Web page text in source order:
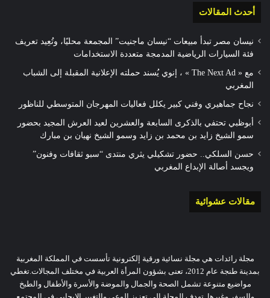
أحدث المقالات
نيسان مصر تبدأ مبيعات “نيسان ماجنيت” المجمعة محليًا، وتُعِيد تعريف
فئة السيارات الرياضية المدمجة متعددة الاستخدامات
مع « The Next Ad » ، إنوي يُسند حملته الإعلانية المقبلة إلى الشباب
المغربي
نجاح جماهيري وفني كبير يكلل فعاليات المهرجان المتوسطي للناظور
أبوظبي تحتفي بالذكرى السابعة والعشرين لعيد العرش المجيد بحضور
سمو الشيخ زايد بن محمد بن زايد وسمو الشيخ نهيان بن مبارك
حسن السلكي.. حضور تشكيلي يثري منتدى “سبو ثقافات وفنون”
ويجسد أصالة الإبداع المغربي
مقالات عشوائية
مجلة رائدات هي مجلة نسائية ورقية إلكترونية تأسست في المملكة المغربية
بمدينة طنجة عام 2012، تعنى بشؤون المرأة العربية في مختلف المجالات.تغطي
مواضيع متنوعة تشمل الصحة والجمال والموضة والأسرة والأطفال والطبخ